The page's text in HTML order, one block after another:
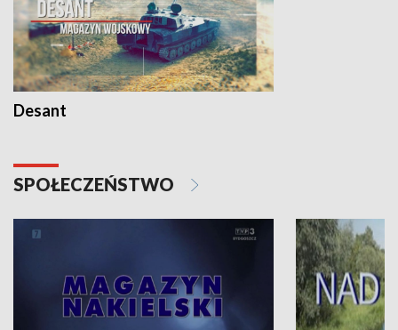
Desant
SPOŁECZEŃSTWO